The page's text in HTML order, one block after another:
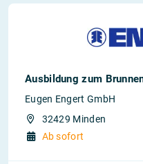
Ausbildung zum
Eugen Engert GmbH
32429 Minden
Ab sofort